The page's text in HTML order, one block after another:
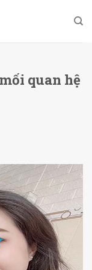
quan hệ